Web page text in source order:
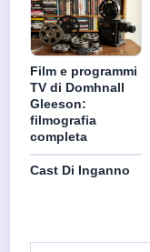
Film e programmi
TV di Domhnall
Gleeson:
filmografia
completa
Cast Di Inganno